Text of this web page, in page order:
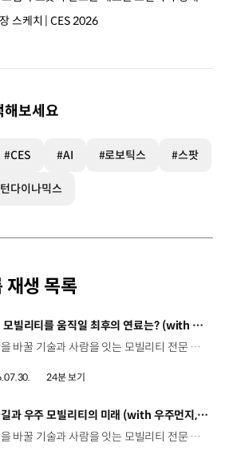
스케치 | CES 2026
해보세요
#CES #AI #로보틱스 #스팟
다이나믹스
재생 목록
상]
미래 모빌리티를 움직일 최후의 연료는? (with 우주먼지, 항성) | 현대진행형 팟캐스트 EP. 21
세상을 바꿀 기술과 사람을 잇는 모빌리티 전문 팟캐스트, 현대진행형. 🔊 과학커뮤니케이터 이독실, 여도은 앵커,그리고 천문학자 우주먼지, 과학커뮤니케이터 항성과 함께했습니다. 휘발유부터 전기차, 수소전기차, 하이브리드까지미래 모빌리티를 움직일 연료는 무엇일까요? 스물한 번째 에피소드에서는 자동차의 '연료'를 주제로다양한 에너지가 만들어갈 미래 모빌리티 라이프스타일을 이야기합니다. 연료가 바뀌면 자동차도, 우리의 이동 방식도 달라지지 않을까요?현대진행형 21편에서 확인해 보세요. 현대진행형 팟빵▶ 현대진행형 애플 팟캐스트▶현대진행형 스포티파이▶ 00:00 하이라이트00:21 인트로 / 자기소개00:58 자동차의 성격, 무엇으로 결정될까?03:38 연료란, 자동차의 성격을 결정하는 DNA04:24 휘발유는 어떻게 연료 경쟁에서 살아남았을까06:09 휘발유의 과거와 현재, 유연휘발유 속 납성분07:02 지구를 납으로 오염시키던 유연휘발유가 사라진 이유08:47 달리는 전자제품이 된 자동차, SDV 시대로의 전환09:46 '기계공학' 시스템에서 '소프트웨어'로 변화하는 모빌리티11:18 친환경차 시대가 오기까지의 기술적 과제11:43 전기차 배터리가 풀어야 할 숙제12:25 배터리를 관리하는 BMS 기술13:51 수소전기차, 인프라가 먼저일까 수요가 먼저일까?14:23 수소가 청정 연료로 주목받는 이유15:08 우주에서 가장 흔한 원소, 수소 생산과 운송의 현실적인 과제16:49 수소가 필요한 모빌리티는 따로 있다18:21 하이브리드가 대세인 시대, 그 이유는? 19:26 하이브리드는 연료 과도기를 견디게 해주는 기술21:44 전기·수소·하이브리드를 함께 준비하는 멀티 파워트레인 전략이란?23:30 클로징 *본 영상에 포함된 참여자의 의견은 현대자동차그룹의 공식 입장과 다를 수 있습니다. #현대자동차그룹 #현대진행형 #모빌리티팟캐스트 #전기차 #수소전기차 #연료 #에너지 #미래모빌리티 #모빌리티 #팟캐스트
24분 보기
상]
하늘길과 우주 모빌리티의 미래 (with 우주먼지, 항성) | 현대진행형 팟캐스트 EP. 20
세상을 바꿀 기술과 사람을 잇는 모빌리티 전문 팟캐스트, 현대진행형. 🔊 과학커뮤니케이터 이독실, 여도은 앵커,그리고 천문학자 우주먼지, 과학커뮤니케이터 항성과 함께했습니다. 우주정거장을 거쳐 뉴욕으로 향하는 미래를 상상해본 적 있나요?스무 번째 에피소드에서는 하늘 위 교통 체계와 이동 수단의 모습,그리고 지상을 넘어 우주로 확장되는 모빌리티의 가능성까지 살펴봅니다. 하늘길이 열리면 우리의 일상은 어떻게 달라질지,현대진행형 20편에서 확인해 보세요. 현대진행형 팟빵▶현대진행형 애플 팟캐스트▶현대진행형 스포티파이▶ 00:00 하이라이트00:24 인트로 / 자기소개00:47 하늘길의 교통은 어떻게 다를까02:33 하늘의 교통 관제 시스템03:10 하늘을 나는 자동차의 모습은?05:10 미래 하늘길의 동력원과 연료06:42 휘발유 대신 항공유가 쓰일 가능성07:18 자동차에서 모빌리티로의 변화08:13 하늘길 시대의 도로와 도시10:02 우주 모빌리티는 어디까지 가능할까12:18 우주를 경험하는 미래12:57 우주로 확장되는 모빌리티13:30 하늘과 우주에서 좋은 차의 기준은?14:54 우주 관광은 누구나 가능할까16:35 현대로템과 한국 우주 산업의 미래18:37 미래 모빌리티가 바꿀 우리의 일상 *본 영상에 포함된 참여자의 의견은 현대자동차그룹의 공식 입장과 다를 수 있습니다. #현대자동차그룹 #현대진행형 #모빌리티팟캐스트 #UAM #스카이모빌리티 #하늘길 #자율주행 #우주 #우주항공 #모빌리티 #팟캐스트